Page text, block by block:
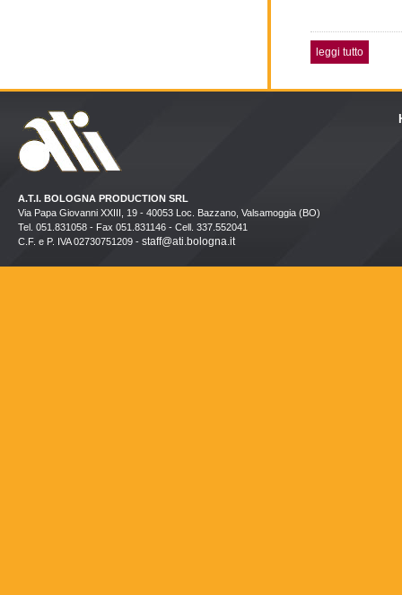
leggi tutto
A.T.I. BOLOGNA PRODUCTION SRL
Via Papa Giovanni XXIII, 19 - 40053 Loc. Bazzano, Valsamoggia (BO)
Tel. 051.831058 - Fax 051.831146 - Cell. 337.552041
C.F. e P. IVA 02730751209 - staff@ati.bologna.it